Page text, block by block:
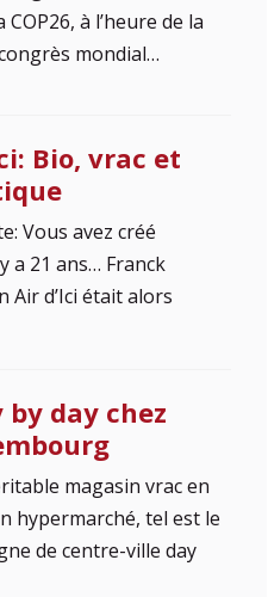
à l’heure de la
mondial…
Bio, vrac et
Vous avez créé
a 21 ans… Franck
Air d’Ici était alors
by day chez
magasin vrac en
hypermarché, tel est le
de centre-ville day